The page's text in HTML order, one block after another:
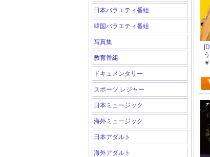
日本バラエティ番組
韓国バラエティ番組
写真集
教育番組
ドキュメンタリー
スポーツ レジャー
日本ミュージック
海外ミュージック
日本アダルト
海外アダルト